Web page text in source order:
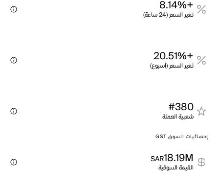
+8.14%
تغير السعر (24 ساعة)
+20.51%
تغير السعر (أسبوع)
#380
شعبية العملة
إحصائيات السوق GST
18.19M
SAR
القيمة السوقية